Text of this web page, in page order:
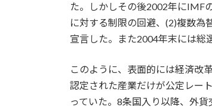
た。しかしその後2002年にIMF
に対する制限の回避、(2)複数為
宣言した。また2004年末には総
このように、表面的には経済改
認定された産業だけが公定レー
っていた。8条国入り以降、外